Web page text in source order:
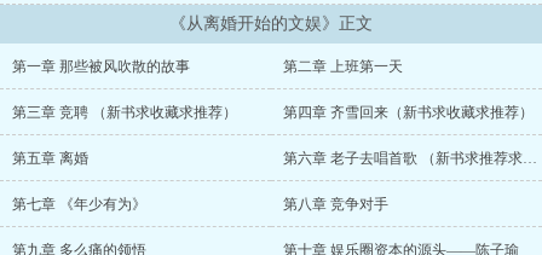
《从离婚开始的文娱》正文
第一章 那些被风吹散的故事 第二章 上班第一天
第三章 竞聘 （新书求收藏求推荐） 第四章 齐雪回来（新书求收藏求推荐）
第五章 离婚 第六章 老子去唱首歌 （新书求推荐求收藏
第七章 《年少有为》 第八章 竞争对手
第九章 多么痛的领悟 第十章 娱乐圈资本的源头——陈子瑜